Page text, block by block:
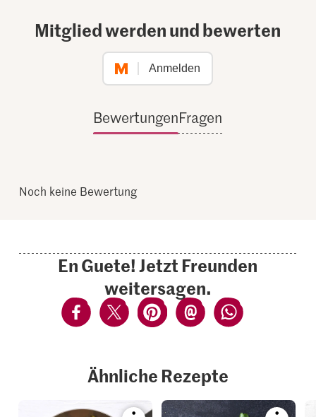
Mitglied werden und bewerten
Anmelden
BewertungenFragen
Noch keine Bewertung
En Guete! Jetzt Freunden
weitersagen.
Ähnliche Rezepte